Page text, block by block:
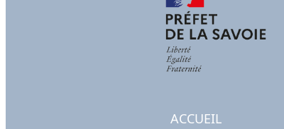
ACCUEIL